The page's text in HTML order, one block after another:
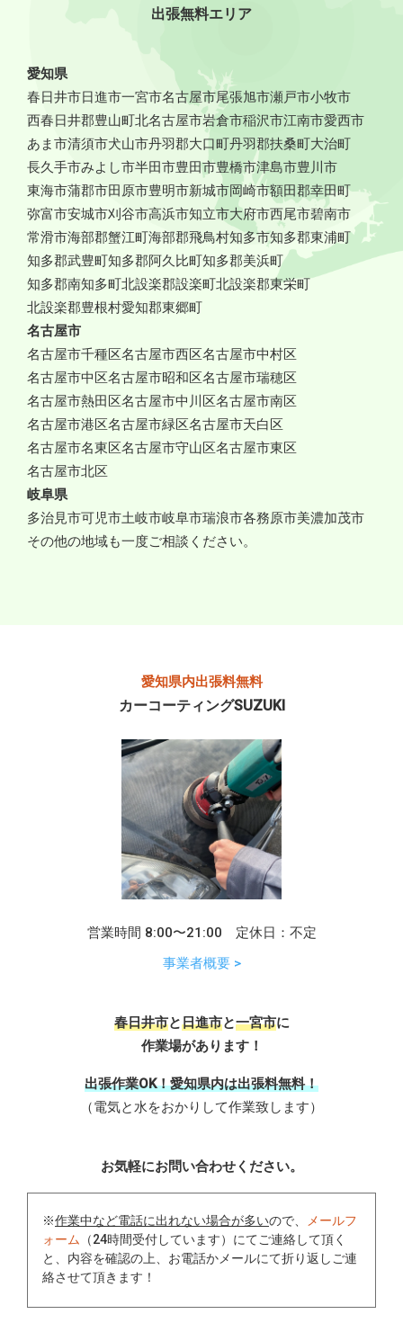
出張無料エリア
愛知県
春日井市日進市一宮市名古屋市尾張旭市瀬戸市小牧市
西春日井郡豊山町北名古屋市岩倉市稲沢市江南市愛西市
あま市清須市犬山市丹羽郡大口町丹羽郡扶桑町大治町
長久手市みよし市半田市豊田市豊橋市津島市豊川市
東海市蒲郡市田原市豊明市新城市岡崎市額田郡幸田町
弥富市安城市刈谷市高浜市知立市大府市西尾市碧南市
常滑市海部郡蟹江町海部郡飛鳥村知多市知多郡東浦町
知多郡武豊町知多郡阿久比町知多郡美浜町
知多郡南知多町北設楽郡設楽町北設楽郡東栄町
北設楽郡豊根村愛知郡東郷町
名古屋市
名古屋市千種区名古屋市西区名古屋市中村区
名古屋市中区名古屋市昭和区名古屋市瑞穂区
名古屋市熱田区名古屋市中川区名古屋市南区
名古屋市港区名古屋市緑区名古屋市天白区
名古屋市名東区名古屋市守山区名古屋市東区
名古屋市北区
岐阜県
多治見市可児市土岐市岐阜市瑞浪市各務原市美濃加茂市
その他の地域も一度ご相談ください。
愛知県内出張料無料
カーコーティングSUZUKI
営業時間 8:00〜21:00 定休日：不定
事業者概要 >
春日井市と日進市と一宮市に
作業場があります！
出張作業OK！愛知県内は出張料無料！
（電気と水をおかりして作業致します）
お気軽にお問い合わせください。
※作業中など電話に出れない場合が多いので、
メールフ
ォーム
（24時間受付しています）にてご連絡して頂く
と、内容を確認の上、お電話かメールにて折り返しご連
絡させて頂きます！